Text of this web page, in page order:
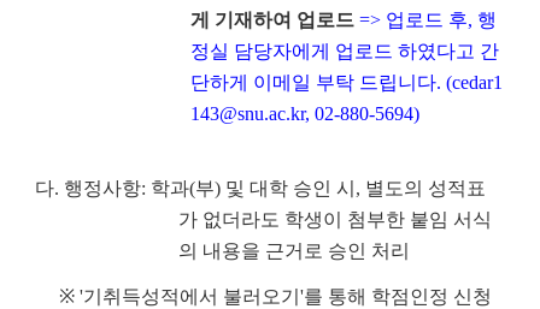
게 기재하여 업로드 => 업로드 후, 행
정실 담당자에게 업로드 하였다고 간
단하게 이메일 부탁 드립니다. (cedar1
143@snu.ac.kr, 02-880-5694)
다. 행정사항: 학과(부) 및 대학 승인 시, 별도의 성적표
가 없더라도 학생이 첨부한 붙임 서식
의 내용을 근거로 승인 처리
※ '기취득성적에서 불러오기'를 통해 학점인정 신청